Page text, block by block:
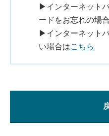
▶インターネット
ードをお忘れの場
▶インターネット
い場合はこちら